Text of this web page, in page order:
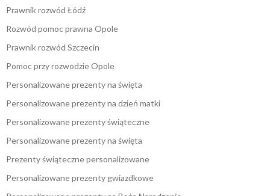
Prawnik rozwód Łódź
Rozwód pomoc prawna Opole
Prawnik rozwód Szczecin
Pomoc przy rozwodzie Opole
Personalizowane prezenty na święta
Personalizowane prezenty na dzień matki
Personalizowane prezenty świąteczne
Personalizowane prezenty na święta
Prezenty świąteczne personalizowane
Personalizowane prezenty gwiazdkowe